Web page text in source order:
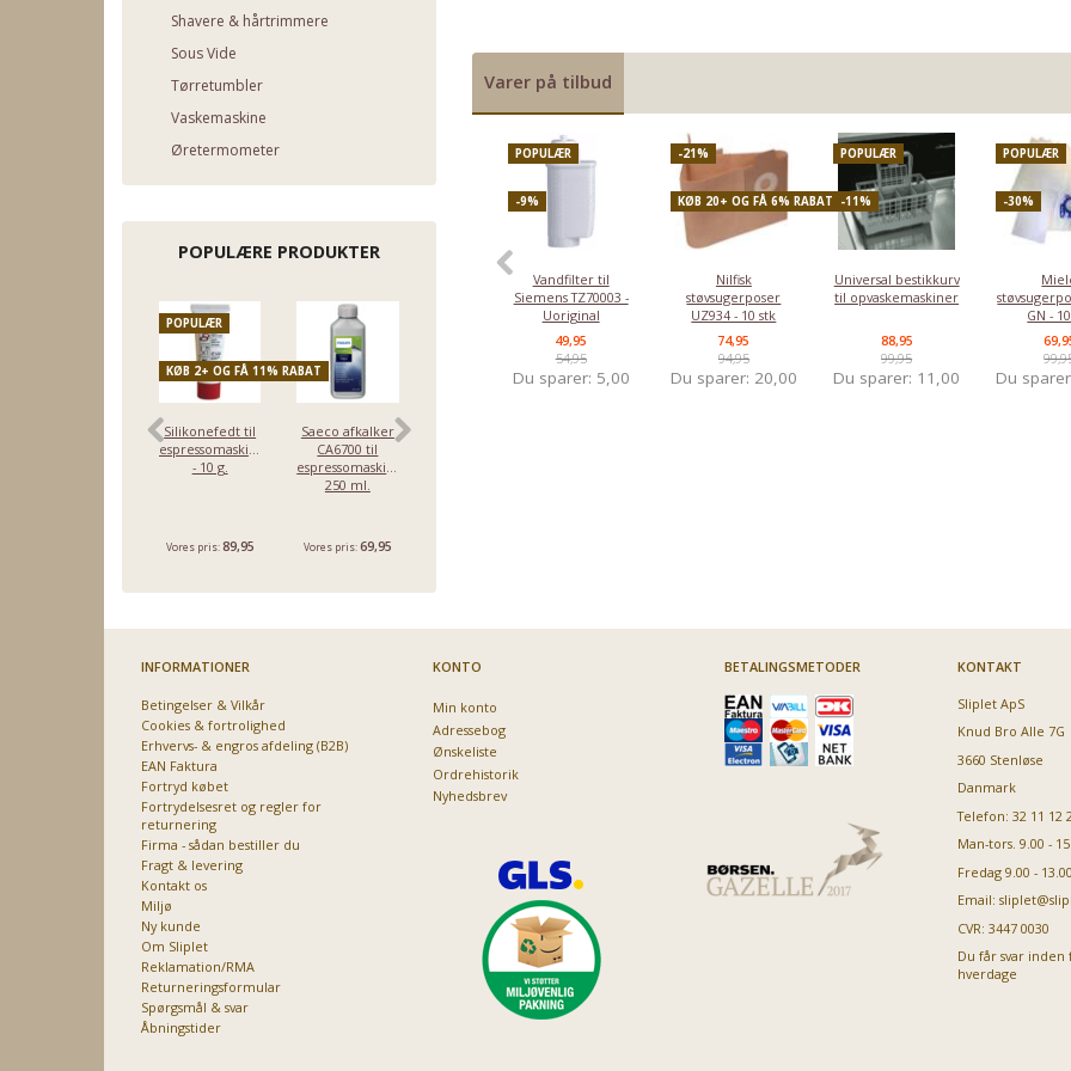
Shavere & hårtrimmere
Sous Vide
Tørretumbler
Vaskemaskine
Øretermometer
POPULÆRE PRODUKTER
POPULÆR
KØB 2+ OG FÅ 11% RABAT
Silikonefedt til
espressomaskiner
- 10 g.
Vores pris:89,95
Saeco afkalker
CA6700 til
espressomaskiner
250 ml.
Vores pris:69,95
KØB 2+ OG FÅ 9% RABAT KØB 10+ OG
Varer på tilbud
POPULÆR
-9%
Vandfilter til
Siemens TZ70003 -
Uoriginal
49,95
54,95
Du sparer: 5,00
-21%
KØB 20+ OG FÅ 6% RABAT
Nilfisk
støvsugerposer
UZ934 - 10 stk
74,95
94,95
Du sparer: 20,00
POPULÆR
-11%
Universal bestikkurv
til opvaskemaskiner
88,95
99,95
Du sparer: 11,00
POPULÆR
-30%
GN -
Du
INFORMATIONER
Betingelser & Vilkår
Cookies & fortrolighed
Erhvervs- & engros afdeling (B2B)
EAN Faktura
Fortryd købet
Fortrydelsesret og regler for
returnering
Firma - sådan bestiller du
Fragt & levering
Kontakt os
Miljø
Ny kunde
Om Sliplet
Reklamation/RMA
Returneringsformular
Spørgsmål & svar
Åbningstider
KONTO
Min konto
Adressebog
Ønskeliste
Ordrehistorik
Nyhedsbrev
BETALINGSMETODER KONTAKT
Sliplet ApS
Knud Bro Alle 7G
3660 Stenløse
Danmark
Telefon: 32 11 12
Man-tors. 9.00 -
Fredag 9.00 - 13.00
Email:
CVR: 3447 0030
Du får svar
hverdage